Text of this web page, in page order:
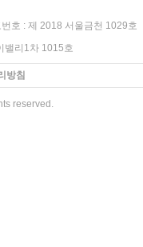
호 : 제 2018 서울금천 1029호
밸리1차 1015호
방침
reserved.